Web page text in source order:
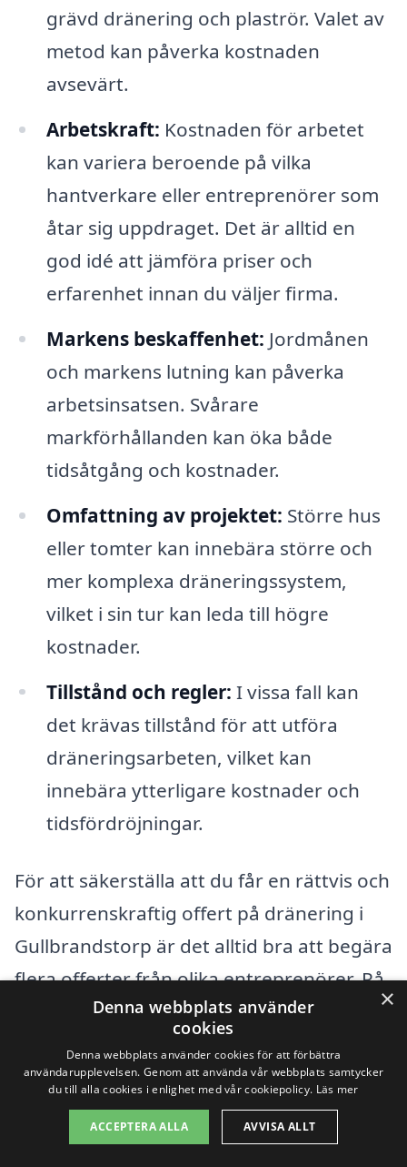
grävd dränering och plaströr. Valet av
metod kan påverka kostnaden
avsevärt.
Arbetskraft: Kostnaden för arbetet
kan variera beroende på vilka
hantverkare eller entreprenörer som
åtar sig uppdraget. Det är alltid en
god idé att jämföra priser och
erfarenhet innan du väljer firma.
Markens beskaffenhet: Jordmånen
och markens lutning kan påverka
arbetsinsatsen. Svårare
markförhållanden kan öka både
tidsåtgång och kostnader.
Omfattning av projektet: Större hus
eller tomter kan innebära större och
mer komplexa dräneringssystem,
vilket i sin tur kan leda till högre
kostnader.
Tillstånd och regler: I vissa fall kan
det krävas tillstånd för att utföra
dräneringsarbeten, vilket kan
innebära ytterligare kostnader och
tidsfördröjningar.
För att säkerställa att du får en rättvis och
konkurrenskraftig offert på dränering i
Gullbrandstorp är det alltid bra att begära
flera offerter från olika entreprenörer. På
så sätt kan du jämföra priser och tjänster
samt välja det alternativ som bäst passar
dina behov och din budget. Att få
professionella råd och insyn i
projektspecifika krav kan också hjälpa dig
×
Denna webbplats använder
cookies
Denna webbplats använder cookies för att förbättra
användarupplevelsen. Genom att använda vår webbplats samtycker
du till alla cookies i enlighet med vår cookiepolicy. Läs mer
ACCEPTERA ALLA AVVISA ALLT